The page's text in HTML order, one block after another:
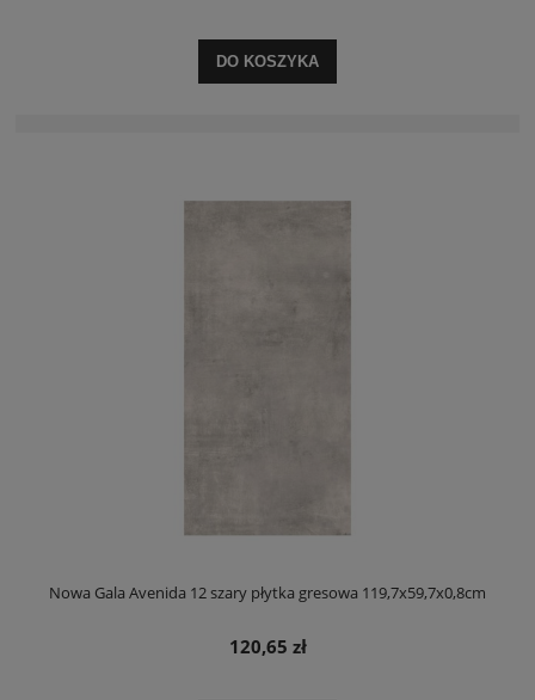
DO KOSZYKA
Nowa Gala Avenida 12 szary płytka gresowa 119,7x59,7x0,8cm
120,65 zł